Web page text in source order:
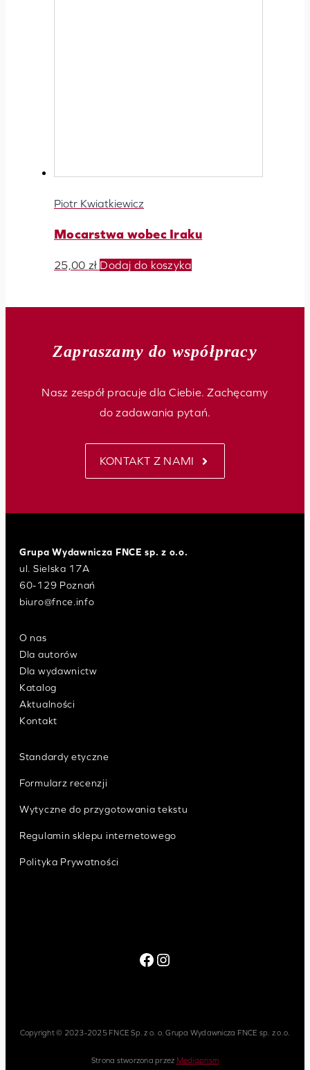
Piotr Kwiatkiewicz
Mocarstwa wobec Iraku
25,00 zł Dodaj do koszyka
Zapraszamy do współpracy
Nasz zespół pracuje dla Ciebie. Zachęcamy
do zadawania pytań.
KONTAKT Z NAMI
Grupa Wydawnicza FNCE sp. z o.o.
ul. Sielska 17A
60-129 Poznań
biuro@fnce.info
O nas
Dla autorów
Dla wydawnictw
Katalog
Aktualności
Kontakt
Standardy etyczne
Formularz recenzji
Wytyczne do przygotowania tekstu
Regulamin sklepu internetowego
Polityka Prywatności
Facebook
Instagram
Copyright © 2023-2025 FNCE Sp. z o. o. Grupa Wydawnicza FNCE sp. z o.o.
Strona stworzona przez Mediaprism